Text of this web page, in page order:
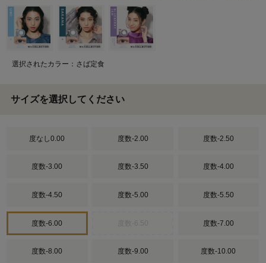
選択されたカラー：さば定食
サイズを選択してください
度なし0.00 度数-2.00 度数-2.50
度数-3.00 度数-3.50 度数-4.00
度数-4.50 度数-5.00 度数-5.50
度数-6.00 度数-7.00
度数-8.00 度数-9.00 度数-10.00